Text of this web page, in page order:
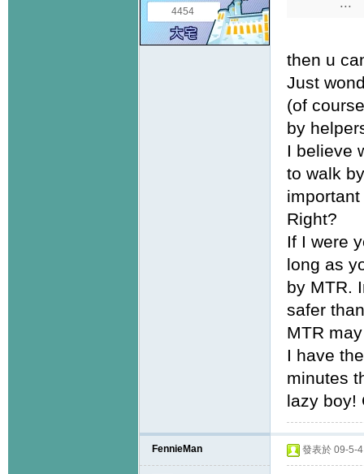
4454
then u
Just
(of
by
I believe
to walk
Right?
If I were
long as
by MTR.
safer
MTR
I have
minutes
lazy boy!
FennieMan 發表於 09-5-